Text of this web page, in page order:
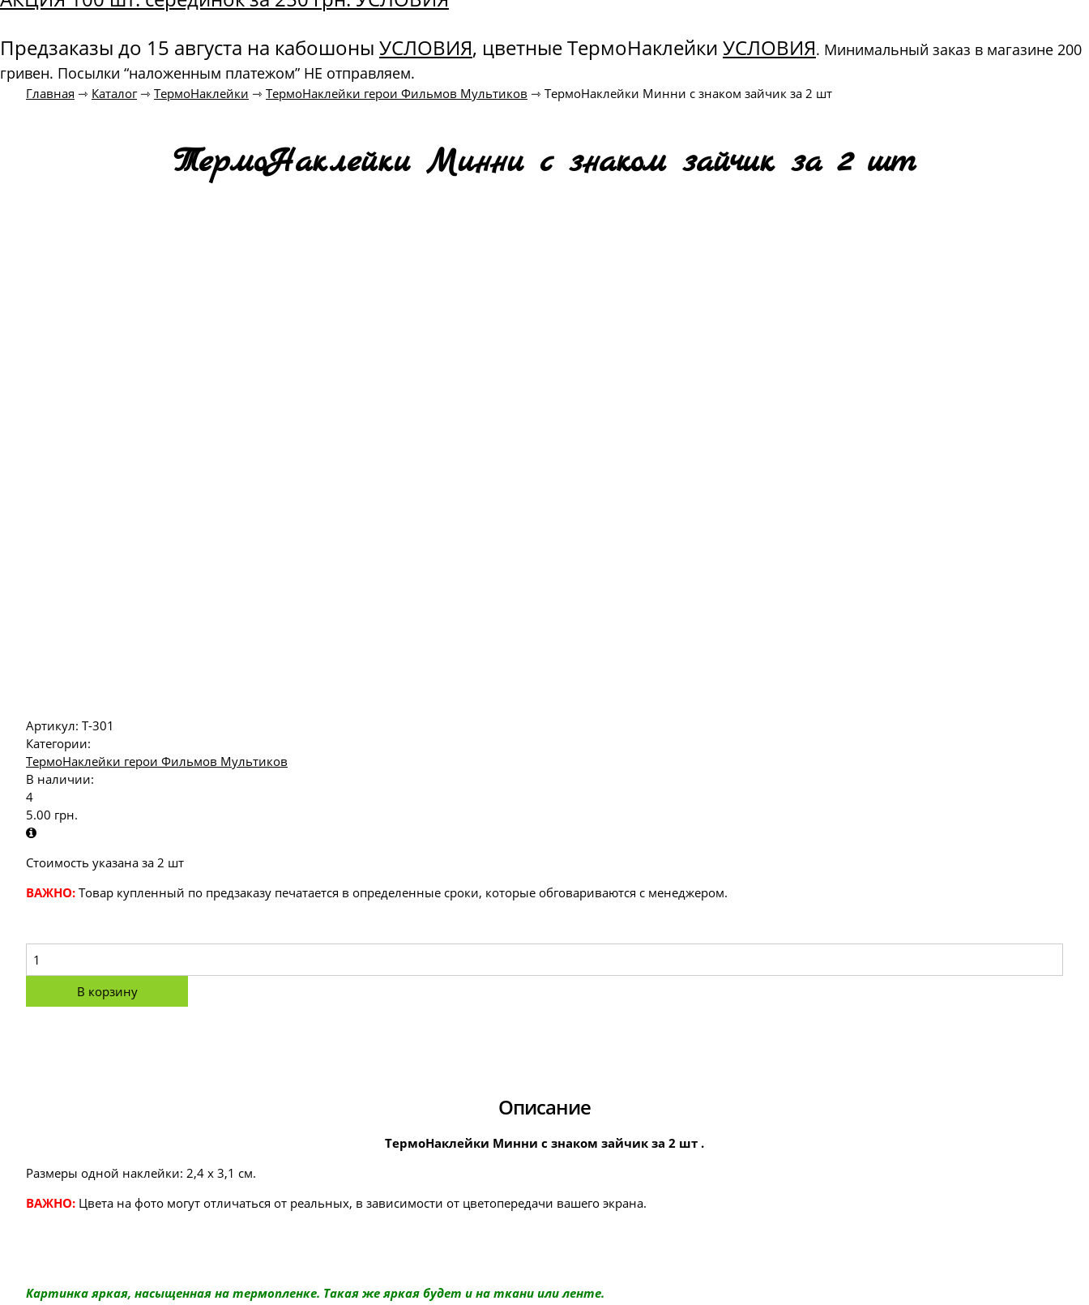
Предзаказы до 15 августа на кабошоны УСЛОВИЯ, цветные ТермоНаклейки УСЛОВИЯ. Минимальный заказ в магазине 200
гривен. Посылки “наложенным платежом” НЕ отправляем.
Главная ⇾ Каталог⇾ ТермоНаклейки ⇾ ТермоНаклейки герои Фильмов Мультиков ⇾ ТермоНаклейки Минни с знаком зайчик за 2 шт
ТермоНаклейки Минни с знаком зайчик за 2 шт
Артикул: Т-301
Категории:
ТермоНаклейки герои Фильмов Мультиков
В наличии:
4
5.00 грн.
Стоимость указана за 2 шт
ВАЖНО: Товар купленный по предзаказу печатается в определенные сроки, которые обговариваются с менеджером.
В корзину
Описание
ТермоНаклейки Минни с знаком зайчик за 2 шт .
Размеры одной наклейки: 2,4 х 3,1 см.
ВАЖНО: Цвета на фото могут отличаться от реальных, в зависимости от цветопередачи вашего экрана.
Картинка яркая, насыщенная на термопленке. Такая же яркая будет и на ткани или ленте.